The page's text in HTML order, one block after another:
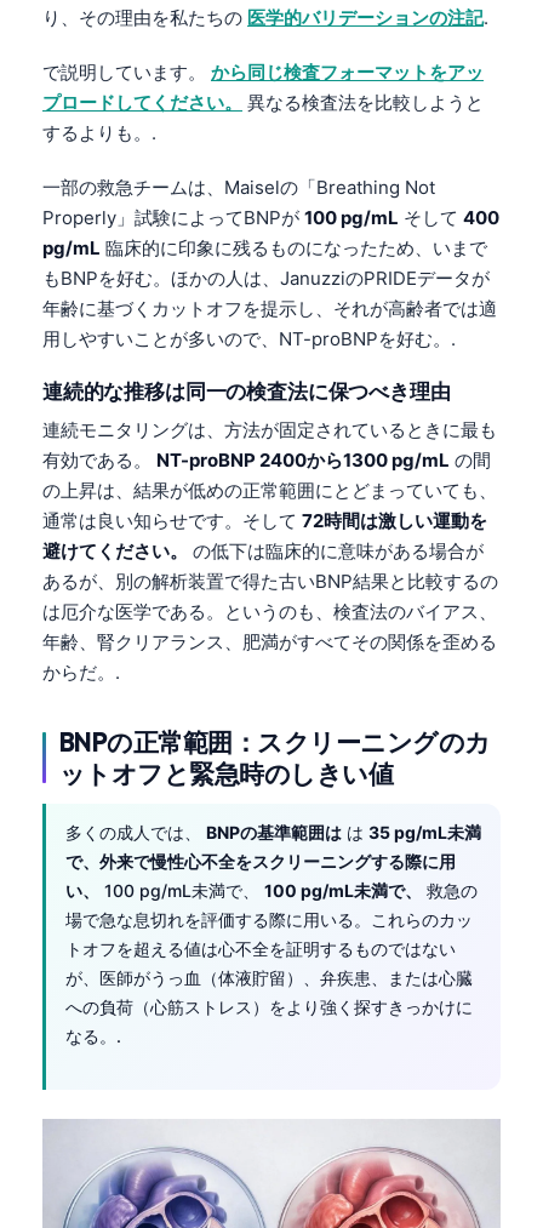
り、その理由を私たちの 医学的バリデーションの注記.
で説明しています。 から同じ検査フォーマットをアッ
プロードしてください。
異なる検査法を比較しようと
するよりも。.
一部の救急チームは、Maiselの「Breathing Not
Properly」試験によってBNPが 100 pg/mL そして 400
pg/mL 臨床的に印象に残るものになったため、いまで
もBNPを好む。ほかの人は、JanuzziのPRIDEデータが
年齢に基づくカットオフを提示し、それが高齢者では適
用しやすいことが多いので、NT-proBNPを好む。.
連続的な推移は同一の検査法に保つべき理由
連続モニタリングは、方法が固定されているときに最も
有効である。 NT-proBNP 2400から1300 pg/mL の間
の上昇は、結果が低めの正常範囲にとどまっていても、
通常は良い知らせです。そして 72時間は激しい運動を
避けてください。
の低下は臨床的に意味がある場合が
あるが、別の解析装置で得た古いBNP結果と比較するの
は厄介な医学である。というのも、検査法のバイアス、
年齢、腎クリアランス、肥満がすべてその関係を歪める
からだ。.
BNPの正常範囲：スクリーニングのカ
ットオフと緊急時のしきい値
多くの成人では、 BNPの基準範囲は は 35 pg/mL未満
で、外来で慢性心不全をスクリーニングする際に用
い、
100 pg/mL未満で、 100 pg/mL未満で、
救急の
場で急な息切れを評価する際に用いる。これらのカッ
トオフを超える値は心不全を証明するものではない
が、医師がうっ血（体液貯留）、弁疾患、または心臓
への負荷（心筋ストレス）をより強く探すきっかけに
なる。.